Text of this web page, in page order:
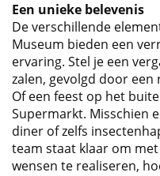
Een unieke belevenis
De verschillende
Museum bieden een
ervaring. Stel je een
zalen, gevolgd door
Of een feest op het
Supermarkt. Misschien
diner of zelfs
team staat klaar om
wensen te realiseren,